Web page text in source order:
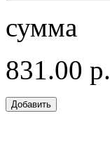
сумма
831.00 р.